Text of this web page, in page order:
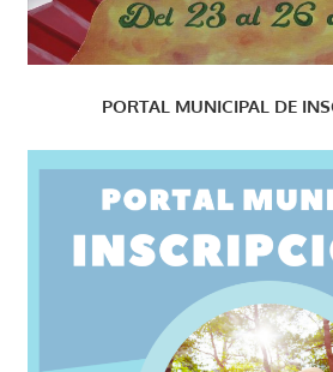
PORTAL MUNICIPAL DE